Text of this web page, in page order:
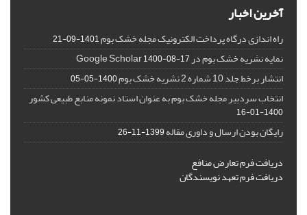
آخرین اخبار
راه اندازی درگاه پرداخت الکترونیک مجله خشک بوم1401-09-21
نمایه نشریه خشک بوم در Google Scholar1400-08-17
انتشار برخط جلد 10 شماره 2 نشریه خشک بوم 1400-05-05
انتخاب سردبیر مجله خشک بوم به عنوان استاد نمونه منابع طبیعی کشور
1400-01-16
رایگان بودن ارسال و داوری مقاله1399-11-26
دریافت فرم تعارض منافع
دریافت فرم تعهد نویسندگان